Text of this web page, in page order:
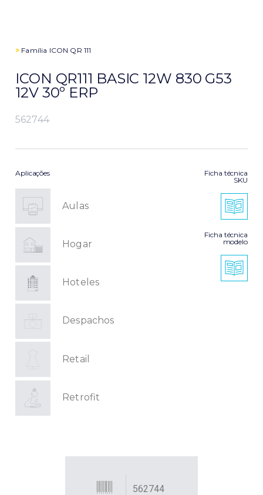
> Família ICON QR 111
ICON QR111 BASIC 12W 830 G53
12V 30º ERP
562744
Aplicações
Aulas
Hogar
Hoteles
Despachos
Retail
Retrofit
Ficha técnica
SKU
Ficha técnica
modelo
562744